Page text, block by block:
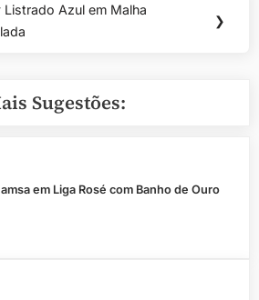
Listrado Azul em Malha
❯
Sugestões:
em Liga Rosé com Banho de Ouro